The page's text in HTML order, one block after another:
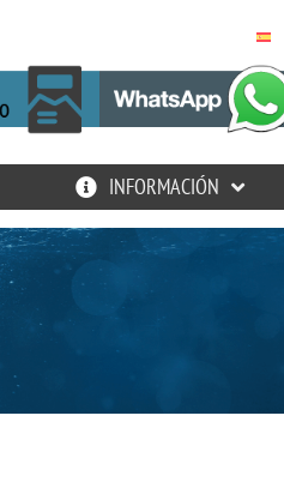
INFORMACIÓN